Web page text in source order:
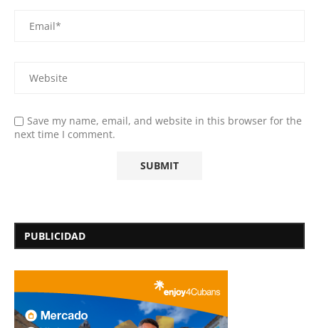
Save my name, email, and website in this browser for the
next time I comment.
PUBLICIDAD